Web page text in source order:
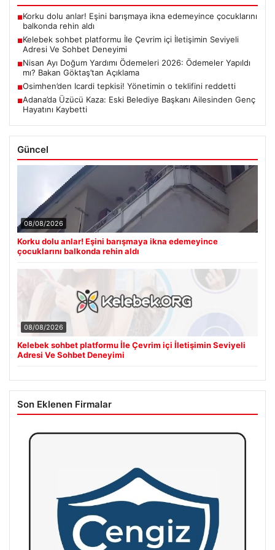
■Korku dolu anlar! Eşini barışmaya ikna edemeyince çocuklarını
balkonda rehin aldı
■Kelebek sohbet platformu İle Çevrim içi İletişimin Seviyeli
Adresi Ve Sohbet Deneyimi
■Nisan Ayı Doğum Yardımı Ödemeleri 2026: Ödemeler Yapıldı
mı? Bakan Göktaş’tan Açıklama
■Osimhen’den Icardi tepkisi! Yönetimin o teklifini reddetti
■Adana’da Üzücü Kaza: Eski Belediye Başkanı Ailesinden Genç
Hayatını Kaybetti
Güncel
08/08/2026
Korku dolu anlar! Eşini barışmaya ikna edemeyince
çocuklarını balkonda rehin aldı
08/08/2026
Kelebek sohbet platformu İle Çevrim içi İletişimin Seviyeli
Adresi Ve Sohbet Deneyimi
Son Eklenen Firmalar